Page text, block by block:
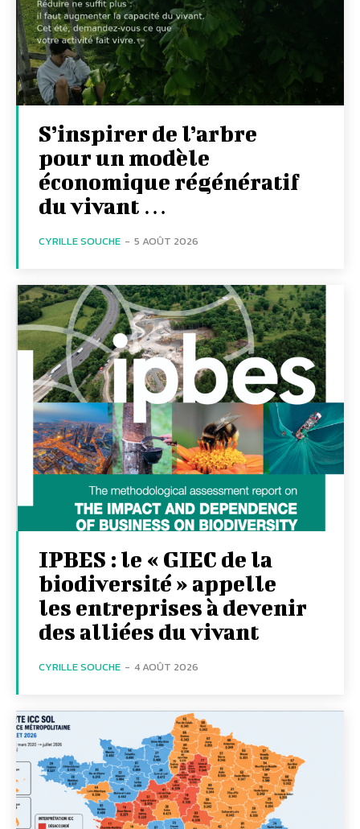
S’inspirer de l’arbre
pour un modèle
économique régénératif
du vivant …
CYRILLE SOUCHE - 5 AOÛT 2026
IPBES : le « GIEC de la
biodiversité » appelle
les entreprises à devenir
des alliées du vivant
CYRILLE SOUCHE - 4 AOÛT 2026